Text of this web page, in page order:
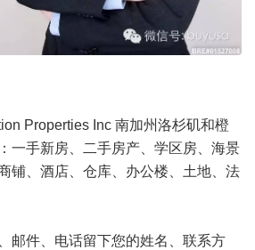
Properties Inc 南加州洛杉矶和橙
一手新房、二手房产、学区房、海景
铺、酒店、仓库、办公楼、土地、法
邮件、电话留下您的姓名、联系方